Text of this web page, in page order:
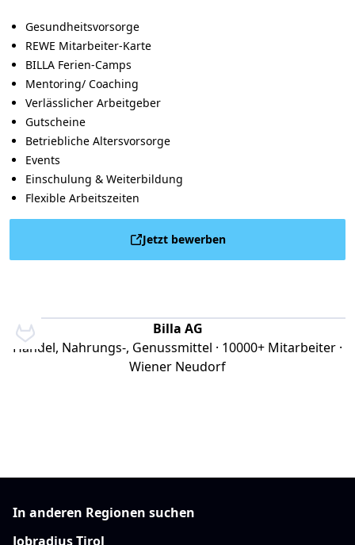
Gesundheitsvorsorge
REWE Mitarbeiter-Karte
BILLA Ferien-Camps
Mentoring/ Coaching
Verlässlicher Arbeitgeber
Gutscheine
Betriebliche Altersvorsorge
Events
Einschulung & Weiterbildung
Flexible Arbeitszeiten
Jetzt bewerben
Billa AG
Handel, Nahrungs-, Genussmittel · 10000+ Mitarbeiter ·
Wiener Neudorf
In anderen Regionen suchen
Jobradius Tirol